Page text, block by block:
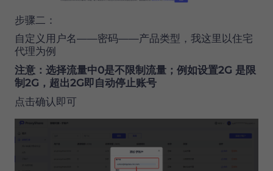
步骤二：
自定义用户名——密码——产品类型，我这里以住宅
代理为例
注意： 选择流量中0是不限制流量；例如设置2G 是限
制2G，超出2G即自动停止账号
点击确认即可